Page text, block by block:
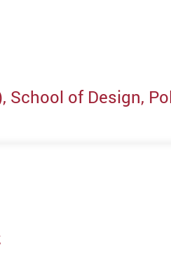
School of Design,